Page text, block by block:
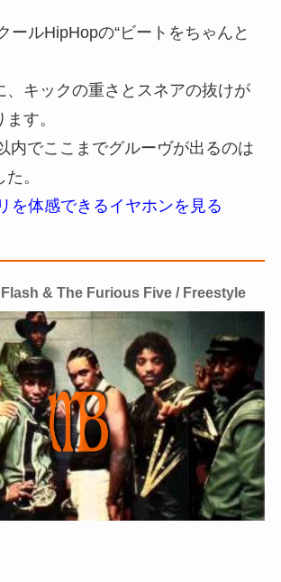
ールHipHopの“ビートをちゃんと
、キックの重さとスネアの抜けが
す。
内でここまでグルーヴが出るのは
。
を体感できるイヤホンを見る
& The Furious Five / Freestyle